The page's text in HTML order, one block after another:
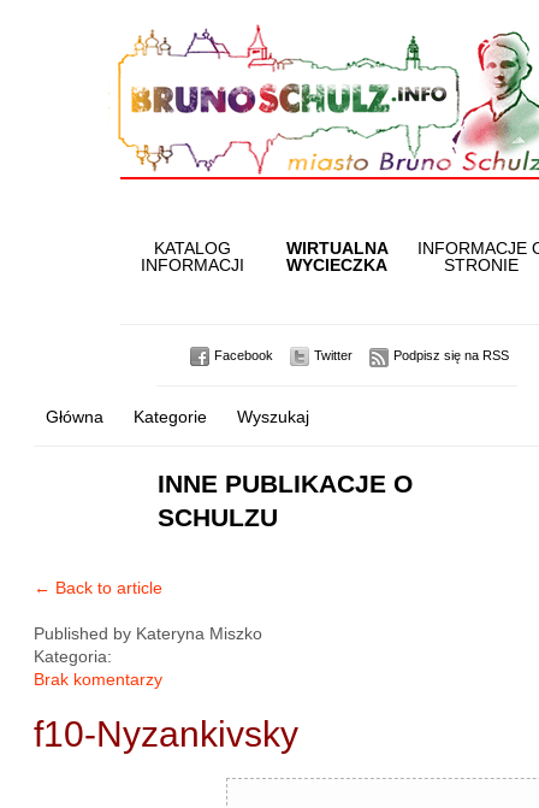
KATALOG
INFORMACJI
WIRTUALNA
WYCIECZKA
INFORMACJE
STRONIE
Podpisz się na RSS
Twitter
Facebook
Główna Kategorie Wyszukaj
INNE PUBLIKACJE O
SCHULZU
← Back to article
Published by Kateryna Miszko
Kategoria:
Brak komentarzy
f10-Nyzankivsky